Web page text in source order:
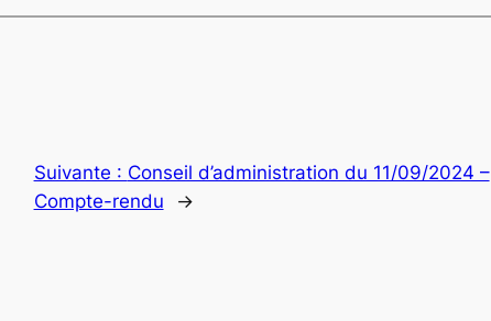
Suivante : Conseil d’administration du 11/09/2024 –
Compte-rendu
→